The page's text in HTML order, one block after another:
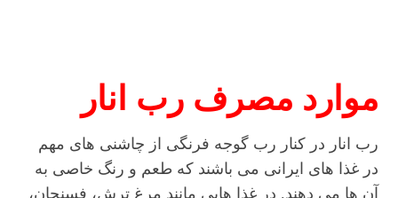
موارد مصرف رب انار
رب انار در کنار رب گوجه فرنگی از چاشنی های مهم
در غذا های ایرانی می باشند که طعم و رنگ خاصی به
آن ها می دهند. در غذا هایی مانند مرغ ترش، فسنجان،